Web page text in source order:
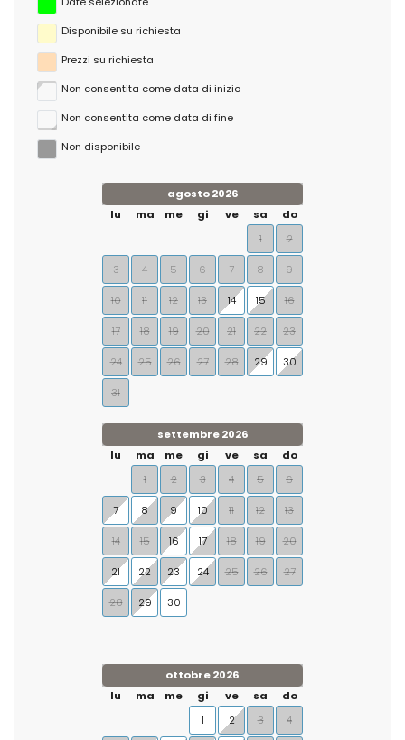
Disponibile su richiesta
Prezzi su richiesta
Non consentita come data di inizio
Non consentita come data di fine
Non disponibile
agosto 2026
lu
ma me gi ve sa
do
1
2
3 4 5 6 7 8 9
10 11 12 13 14 15 16
17 18 19 20 21 22 23
24 25 26 27 28 29 30
31
settembre 2026
lu
ma me gi ve sa
do
1
2 3 4 5 6
7 8 9 10 11 12 13
14 15 16 17 18 19 20
21 22 23 24 25 26 27
28 29 30
ottobre 2026
lu
ma me gi ve sa
do
1
2 3 4